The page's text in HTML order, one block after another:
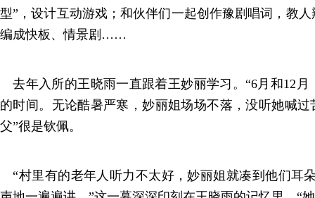
型”，设计互动游戏；和伙伴们一起创作豫剧唱词，教
编成快板、情景剧……
去年入所的王晓雨一直跟着王妙丽学习。“6月和12月
的时间。无论酷暑严寒，妙丽姐场场不落，没听她喊过
父”很是钦佩。
“村里有的老年人听力不太好，妙丽姐就凑到他们耳朵